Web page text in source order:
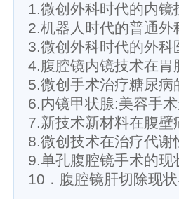
1.微创外科时代的内镜
2.机器人时代的普通外
3.微创外科时代的外科
4.腹腔镜内镜技术在
5.微创手术治疗糖尿病
6.内镜甲状腺:美容手
7.新技术新材料在腹壁
8.微创技术在治疗代谢
9.单孔腹腔镜手术的现
10．腹腔镜肝切除现